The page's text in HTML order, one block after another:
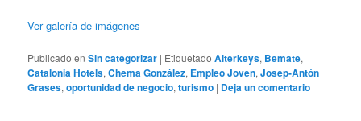
Ver galería de imágenes
Publicado en Sin categorizar | Etiquetado Alterkeys, Bemate,
Catalonia Hotels,Chema González, Empleo Joven,Josep-Antón
Grases,oportunidad de negocio,turismo | Deja un comentario